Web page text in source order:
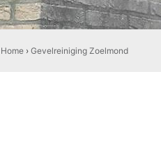
Home ›Gevelreiniging Zoelmond